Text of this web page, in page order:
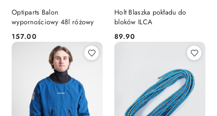
Optiparts Balon
wypornościowy 48l różowy
Cena:
157.00
Holt Blaszka pokładu do
bloków ILCA
Cena:
89.90